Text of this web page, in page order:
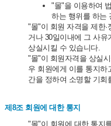
"몰"을 이용하여
하는 행위를 하는
"몰"이 회원 자격을 제한
거나 30일이내에 그 사
상실시킬 수 있습니다.
"몰"이 회원자격을 상실
우 회원에게 이를 통지하
간을 정하여 소명할 기회
제8조 회원에 대한 통지
"몰"이 회원에 대한 통지